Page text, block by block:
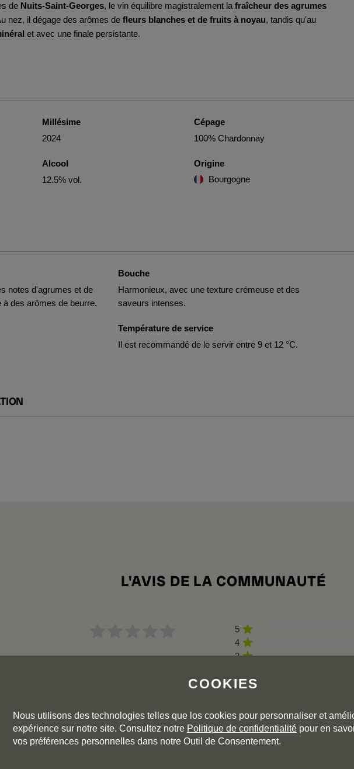
de Nuits-Saint-Georges, le vin équilibre magistralement la fraîcheur des agrumes
nez, il dégage des arômes de fleurs blanches et de fruits à noyau, tandis qu'au
et avec une finale persistante.
Millésime
2024
Alcool
12.5% vol.
Cépage
100% Chardonnay
Origine
Bourgogne
notes d'agrumes et de
des arômes de beurre.
Bouche
Harmonieux, avec une texture crémeuse et des
saveurs intenses.
Température de service
Il est recommandé de le servir entre 9 et 12 °C.
L'AVIS DE LA COMMUNAUTÉ
5
4
3
de commentaires pour ce millésime. Cliquez sur les millésimes précédents pour accéder
COOKIES
Nous utilisons des technologies telles que los cookies pour personnaliser et
expérience sur notre site. Consultez notre Politique de confidentialité pour en
vos préférences personnelles dans notre Outil de Consentement.